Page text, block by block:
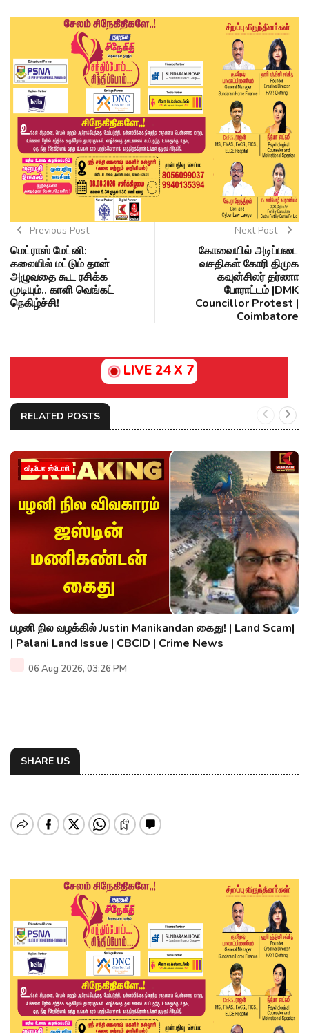
Previous Post
மெட்ராஸ் மேட்னி:
கலையில் மட்டும் தான்
அழுவதை கூட ரசிக்க
முடியும்.. காளி வெங்கட்
நெகிழ்ச்சி!
Next Post
கோவையில் அடிப்படை
வசதிகள் கோரி திமுக
கவுன்சிலர் தர்ணா
போராட்டம் |DMK
Councillor Protest |
Coimbatore
LIVE 24 X 7
RELATED POSTS
வீடியோ ஸ்டோரி
பழனி நில வழக்கில் Justin Manikandan கைது! | Land Scam|
| Palani Land Issue | CBCID | Crime News
06 Aug 2026, 03:26 PM
SHARE US